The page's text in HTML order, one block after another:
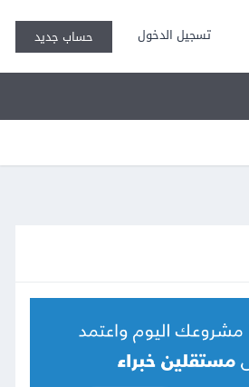
تسجيل الدخول حساب جديد